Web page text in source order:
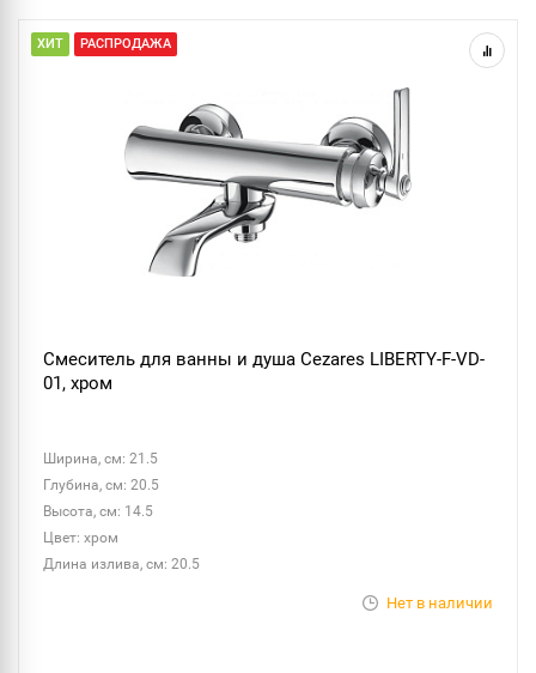
ХИТ РАСПРОДАЖА
Смеситель для ванны и душа Cezares LIBERTY-F-VD-
01, хром
Ширина, см: 21.5
Глубина, см: 20.5
Высота, см: 14.5
Цвет: хром
Длина излива, см: 20.5
Нет в наличии